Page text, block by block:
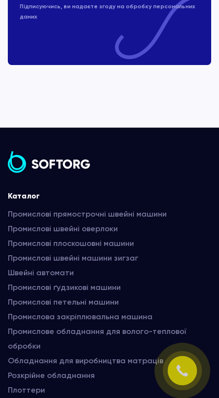
Підписуючись, ви надаєте згоду на обробку персональних
даних
Каталог
Промислові прямострочні швейні машини
Промислові швейні оверлоки
Промислові плоскошовні машини
Промислові швейні машини зигзаг
Швейні автомати
Промислові ґудзикові машини
Промислові петельні машини
Промислова закріплювальна машина
Промислове обладнання для волого-теплової
обробки
Обладнання для виробництва матраців
Розкрійне обладнання
Плоттери